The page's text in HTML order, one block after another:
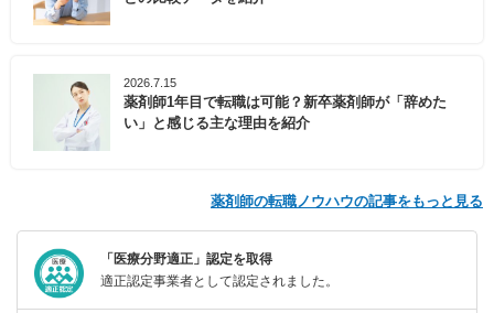
2026.7.15
薬剤師1年目で転職は可能？新卒薬剤師が「辞めた
い」と感じる主な理由を紹介
薬剤師の転職ノウハウの記事をもっと見る
「医療分野適正」認定を取得
適正認定事業者として認定されました。